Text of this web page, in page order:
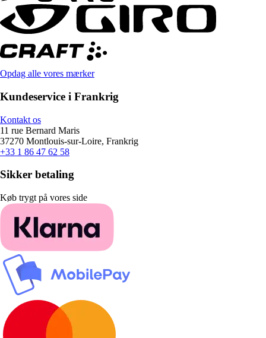
Opdag alle vores mærker
Kundeservice i Frankrig
Kontakt os
11 rue Bernard Maris
37270 Montlouis-sur-Loire, Frankrig
+33 1 86 47 62 58
Sikker betaling
Køb trygt på vores side